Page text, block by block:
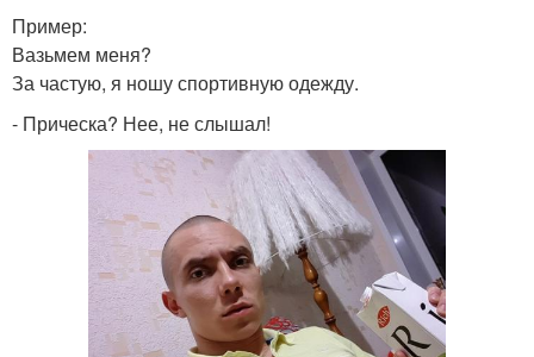
Пример:
Вазьмем меня?
За частую, я ношу спортивную одежду.
- Прическа? Нее, не слышал!